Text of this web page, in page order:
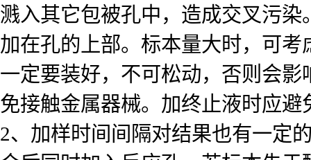
溅入其它包被孔中，造成交叉污
加在孔的上部。标本量大时，可
一定要装好，不可松动，否则会
免接触金属器械。加终止液时应避
2、加样时间间隔对结果也有一定